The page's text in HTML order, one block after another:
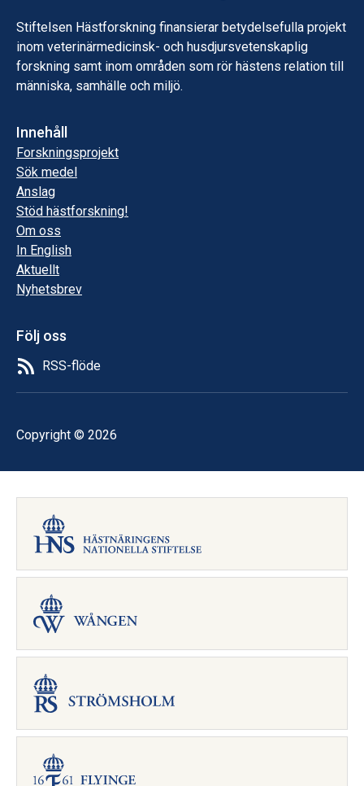
Stiftelsen Hästforskning finansierar betydelsefulla projekt
inom veterinärmedicinsk- och husdjursvetenskaplig
forskning samt inom områden som rör hästens relation till
människa, samhälle och miljö.
Innehåll
Forskningsprojekt
Sök medel
Anslag
Stöd hästforskning!
Om oss
In English
Aktuellt
Nyhetsbrev
Följ oss
RSS-flöde
Copyright © 2026